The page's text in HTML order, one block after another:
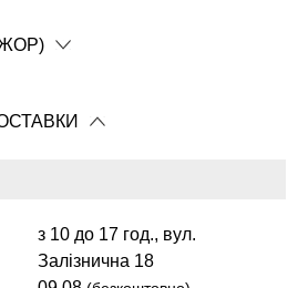
з 10 до 17 год., вул.
Залізнична 18